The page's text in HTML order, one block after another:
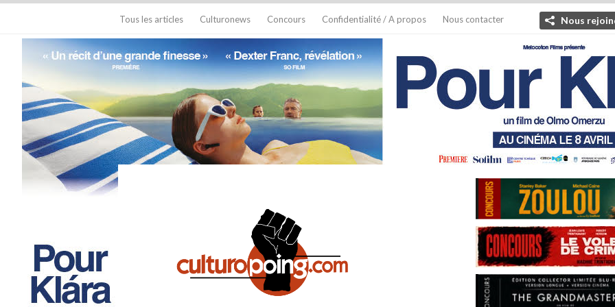
Tous les articles Culturonews Concours Confidentialité / A propos Nous contacter Nous